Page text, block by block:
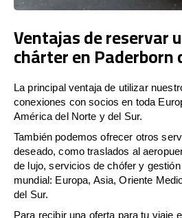
Ventajas de reservar
chárter en Paderborn
La principal ventaja de utilizar
conexiones con socios en toda
América del Norte y del Sur.
También podemos ofrecer otros
deseado, como traslados al
de lujo, servicios de chófer y
mundial: Europa, Asia, Oriente
del Sur.
Para recibir una oferta para tu viaje